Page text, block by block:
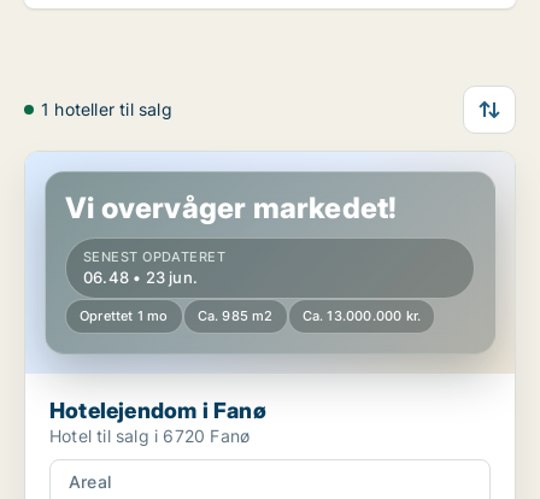
1 hoteller til salg
Hotelejendom i Fanø
Vi overvåger markedet!
SENEST OPDATERET
06.48 • 23 jun.
Oprettet 1 mo Ca. 985 m2 Ca. 13.000.000 kr.
Hotelejendom i Fanø
Hotel til salg i 6720 Fanø
Areal